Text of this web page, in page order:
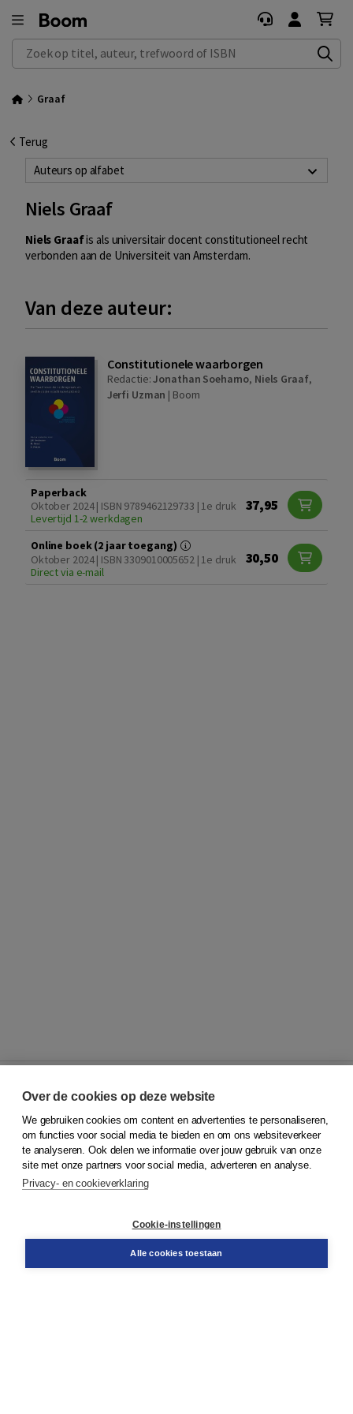
Zoek op titel, auteur, trefwoord of ISBN
Graaf
Terug
Auteurs op alfabet
Niels Graaf
Niels Graafis als universitair docent constitutioneel recht
verbonden aan de Universiteit van Amsterdam.
Van deze auteur:
Constitutionele waarborgen
Redactie:Jonathan Soeharno, Niels Graaf,
Jerfi Uzman | Boom
Paperback
Oktober 2024 | ISBN 9789462129733 | 1e druk
Levertijd 1-2 werkdagen
37,95
Online boek (2 jaar toegang)
Oktober 2024 | ISBN 3309010005652 | 1e druk
Direct via e-mail
30,50
© 2026Koninklijke Boom uitgevers
Klantenservice
Service & informatie
Contact
Over de cookies op deze website
We gebruiken cookies om content en advertenties te personaliseren,
om functies voor social media te bieden en om ons websiteverkeer
te analyseren. Ook delen we informatie over jouw gebruik van onze
site met onze partners voor social media, adverteren en analyse.
Privacy- en cookieverklaring
Cookie-instellingen
Alle cookies toestaan